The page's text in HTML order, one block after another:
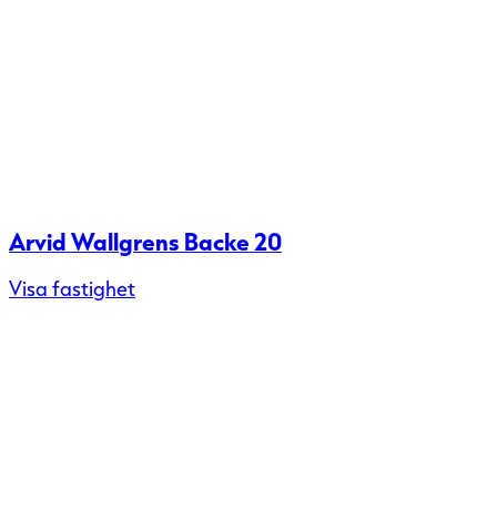
Arvid Wallgrens Backe 20
Visa fastighet